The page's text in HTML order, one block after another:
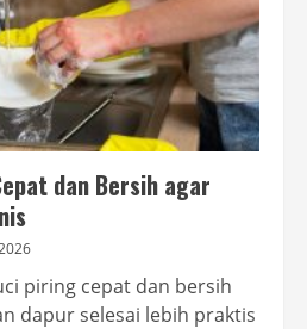
dan Bersih agar
piring cepat dan bersih
dapur selesai lebih praktis